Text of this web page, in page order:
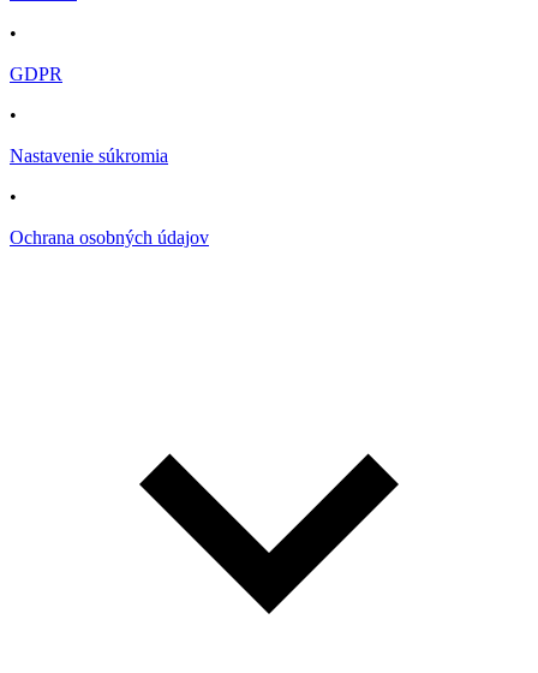
•
GDPR
•
Nastavenie súkromia
•
Ochrana osobných údajov